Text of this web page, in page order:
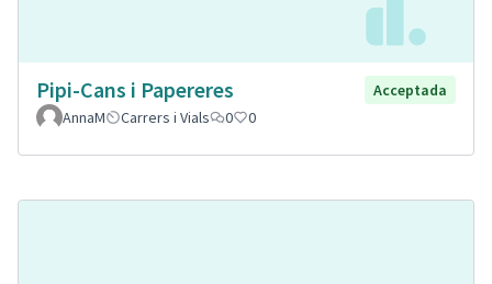
Pipi-Cans i Papereres
Acceptada
AnnaM
Carrers i Vials 0 0